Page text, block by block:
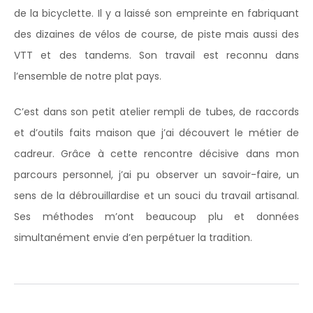
de la bicyclette. Il y a laissé son empreinte en fabriquant
des dizaines de vélos de course, de piste mais aussi des
VTT et des tandems. Son travail est reconnu dans
l’ensemble de notre plat pays.
C’est dans son petit atelier rempli de tubes, de raccords
et d’outils faits maison que j’ai découvert le métier de
cadreur. Grâce à cette rencontre décisive dans mon
parcours personnel, j’ai pu observer un savoir-faire, un
sens de la débrouillardise et un souci du travail artisanal.
Ses méthodes m’ont beaucoup plu et données
simultanément envie d’en perpétuer la tradition.